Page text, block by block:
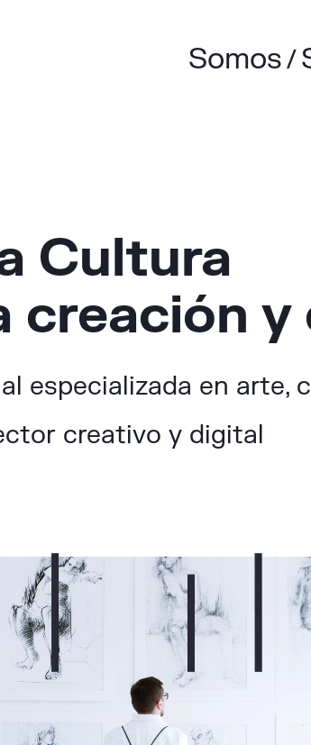
Somos
Cultura
creación
especializada en arte,
creativo y digital